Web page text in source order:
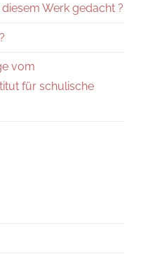
Werk gedacht ?
vom
für schulische